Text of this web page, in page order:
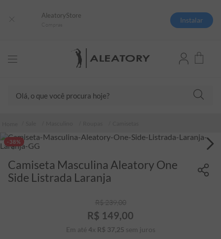
AleatoryStore
Instalar
-38%
Camiseta Masculina Aleatory One
Side Listrada Laranja
R$ 239,00
R$ 149,00
Em até 4x R$ 37,25 sem juros
3º
boné
5 º
6º
jaqueta
7º
bermuda